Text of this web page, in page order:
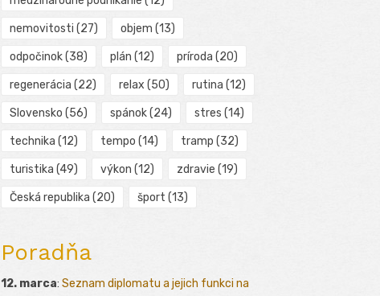
nemovitosti (27) objem (13)
odpočinok(38) plán (12) príroda (20)
regenerácia (22) relax (50) rutina (12)
Slovensko (56) spánok(24) stres (14)
technika (12) tempo (14) tramp (32)
turistika (49) výkon (12) zdravie (19)
Česká republika (20) šport (13)
Poradňa
12. marca: Seznam diplomatu a jejich funkci na